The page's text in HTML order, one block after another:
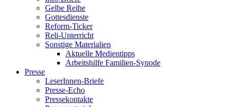
Gelbe Reihe
Gottesdienste
Reform-Ticker
Reli-Unterricht
Sonstige Materialien
Aktuelle Medientipps
Arbeitshilfe Familien-Synode
Presse
LeserInnen-Briefe
Presse-Echo
Pressekontakte